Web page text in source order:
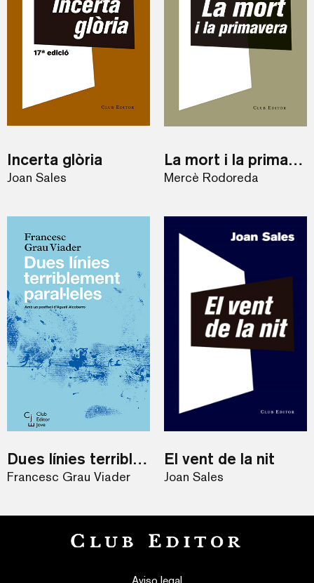
Incerta glòria
Joan Sales
La mort i la primavera
Mercè Rodoreda
Dues línies terriblement paral·leles
Francesc Grau Viader
El vent de la nit
Joan Sales